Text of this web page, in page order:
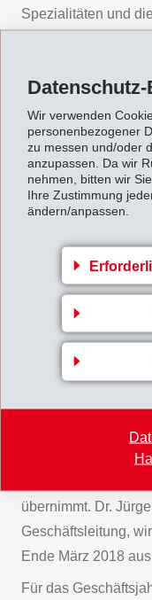
Wir verwenden
personenbezogener
zu messen und/oder
anzupassen. Da wir
nehmen, bitten wir
Ihre Zustimmung
ändern/anpassen.
Spezialitäten und
die EBITDA-Marge
Der Nettogewinn
6.3% über Vorjahr.
auf CHF 20.59
Für das
die Ausschüttung
CHF 14.50 (13.00)
(4.00) pro Aktie zu
18.00 (17.00) pro
Neu und per sofort
berufen, bevor er
übernimmt. Dr.
Geschäftsleitung,
Ende März 2018
Für das